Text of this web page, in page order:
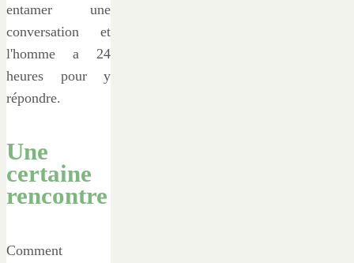
entamer une
conversation et
l'homme a 24
heures pour y
répondre.
Une
certaine
rencontre
Comment